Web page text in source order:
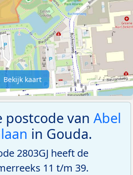
Bekijk kaart
postcode van Abel
in Gouda.
2803GJ heeft de
11 t/m 39.